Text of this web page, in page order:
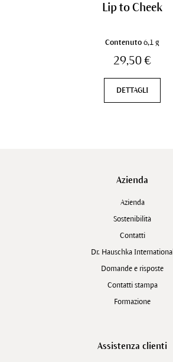
Lip to Cheek
Contenuto 6,1 g
29,50 €
DETTAGLI
Azienda
Azienda
Sostenibilità
Contatti
Dr. Hauschka International
Domande e risposte
Contatti stampa
Formazione
Assistenza clienti